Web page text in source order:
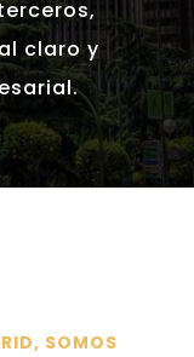
claro y
, SOMOS